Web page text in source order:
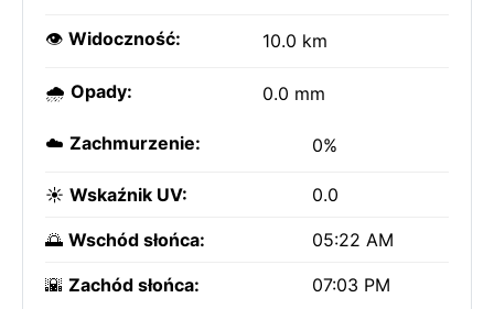
👁️ Widoczność: 10.0 km
🌧️ Opady: 0.0 mm
☁️ Zachmurzenie: 0%
☀️ Wskaźnik UV: 0.0
🌅 Wschód słońca: 05:22 AM
🌇 Zachód słońca: 07:03 PM